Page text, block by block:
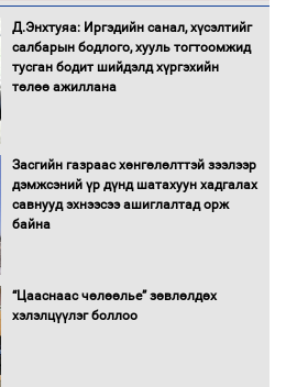
Д.Энхтуяа: Иргэдийн санал, хүсэлтийг
салбарын бодлого, хууль тогтоомжид
тусган бодит шийдэлд хүргэхийн
төлөө ажиллана
Засгийн газраас хөнгөлөлттэй зээлээр
дэмжсэний үр дүнд шатахуун хадгалах
савнууд эхнээсээ ашиглалтад орж
байна
“Цааснаас чөлөөлье” зөвлөлдөх
хэлэлцүүлэг боллоо